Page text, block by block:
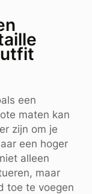
een
maten kan
zijn om je
een hoger
alleen
maar
toe te voegen